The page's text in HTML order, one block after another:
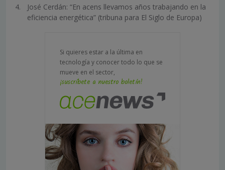
José Cerdán: “En acens llevamos años trabajando en la
eficiencia energética” (tribuna para El Siglo de Europa)
Si quieres estar a la última en
tecnología y conocer todo lo que se
mueve en el sector,
¡suscríbete a nuestro boletín!